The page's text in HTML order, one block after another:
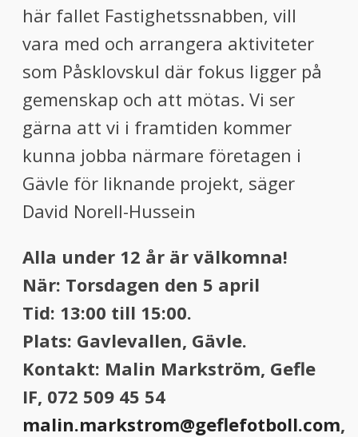
här fallet Fastighetssnabben, vill
vara med och arrangera aktiviteter
som Påsklovskul där fokus ligger på
gemenskap och att mötas. Vi ser
gärna att vi i framtiden kommer
kunna jobba närmare företagen i
Gävle för liknande projekt, säger
David Norell-Hussein
Alla under 12 år är välkomna!
När: Torsdagen den 5 april
Tid: 13:00 till 15:00.
Plats: Gavlevallen, Gävle.
Kontakt: Malin Markström, Gefle
IF, 072 509 45 54
malin.markstrom@geflefotboll.com,